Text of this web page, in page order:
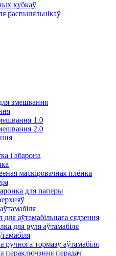
кубкаў
распыляльнікаў
змешвання
1.0
2.0
і абарона
маскіровачная плёнка
для паперы
аўтамабільнага сядзення
для руля аўтамабіля
ручнога тормазу аўтамабіля
пераключэння перадач